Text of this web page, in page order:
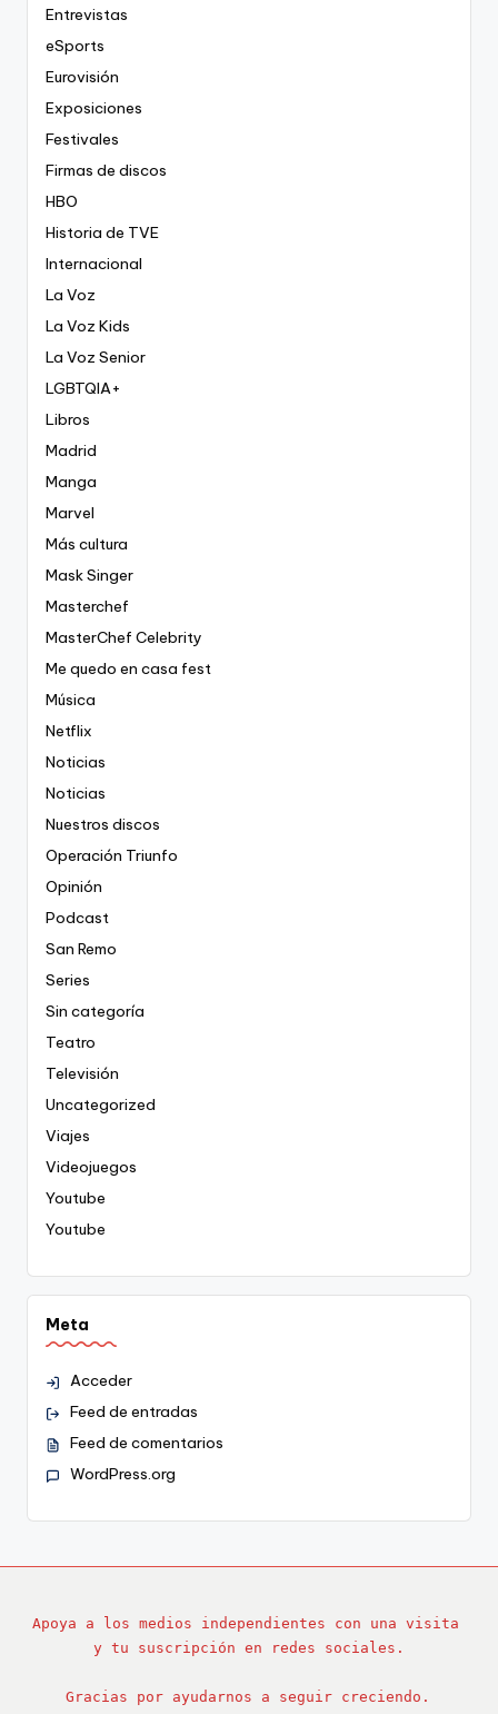
Entrevistas
eSports
Eurovisión
Exposiciones
Festivales
Firmas de discos
HBO
Historia de TVE
Internacional
La Voz
La Voz Kids
La Voz Senior
LGBTQIA+
Libros
Madrid
Manga
Marvel
Más cultura
Mask Singer
Masterchef
MasterChef Celebrity
Me quedo en casa fest
Música
Netflix
Noticias
Noticias
Nuestros discos
Operación Triunfo
Opinión
Podcast
San Remo
Series
Sin categoría
Teatro
Televisión
Uncategorized
Viajes
Videojuegos
Youtube
Youtube
Meta
Acceder
Feed de entradas
Feed de comentarios
WordPress.org
Apoya a los medios independientes con una visita
y tu suscripción en redes sociales.
Gracias por ayudarnos a seguir creciendo.